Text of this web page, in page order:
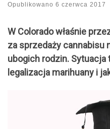
Opublikowano 6 czerwca 2017
W Colorado właśnie
za sprzedaży cannabisu
ubogich rodzin. Sytuacja
legalizacja marihuany i